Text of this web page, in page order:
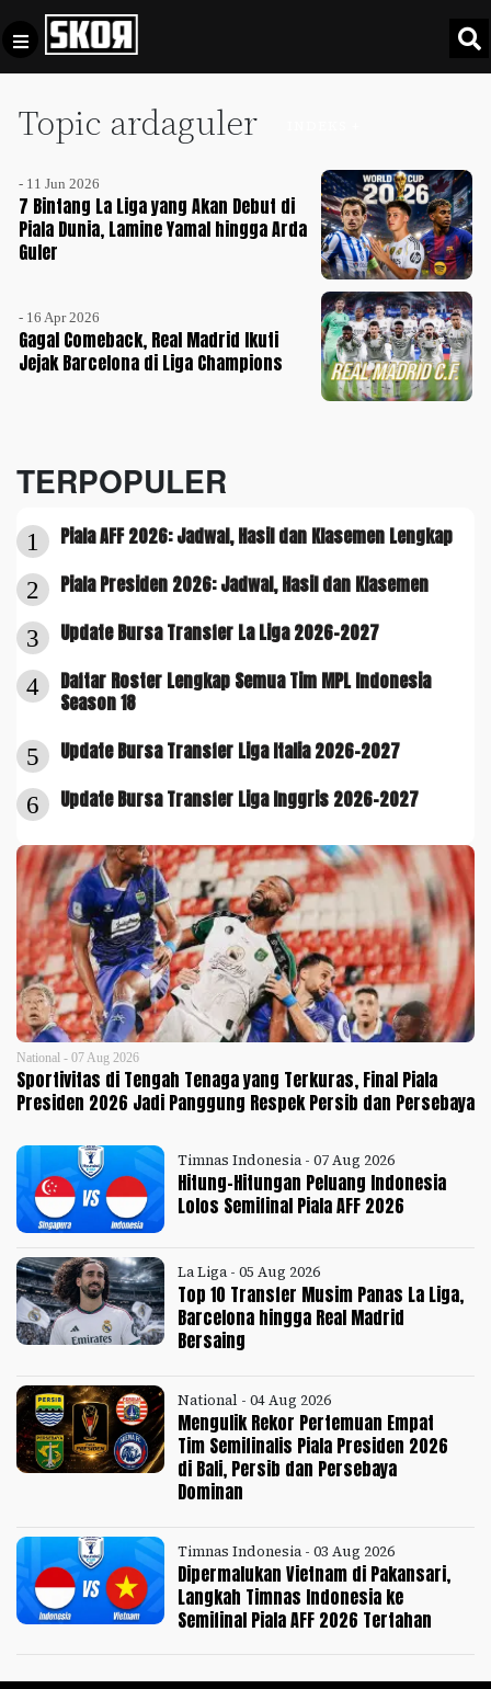
Topic ardaguler
- 11 Jun 2026
7 Bintang La Liga yang Akan Debut di
Piala Dunia, Lamine Yamal hingga Arda
Guler
- 16 Apr 2026
Gagal Comeback, Real Madrid Ikuti
Jejak Barcelona di Liga Champions
TERPOPULER
1 Piala AFF 2026: Jadwal, Hasil dan Klasemen Lengkap
2 Piala Presiden 2026: Jadwal, Hasil dan Klasemen
3 Update Bursa Transfer La Liga 2026-2027
4
Daftar Roster Lengkap Semua Tim MPL Indonesia
Season 18
5 Update Bursa Transfer Liga Italia 2026-2027
6 Update Bursa Transfer Liga Inggris 2026-2027
National - 07 Aug 2026
Sportivitas di Tengah Tenaga yang Terkuras, Final Piala
Presiden 2026 Jadi Panggung Respek Persib dan Persebaya
Timnas Indonesia - 07 Aug 2026
Hitung-Hitungan Peluang Indonesia
Lolos Semifinal Piala AFF 2026
La Liga - 05 Aug 2026
Top 10 Transfer Musim Panas La Liga,
Barcelona hingga Real Madrid
Bersaing
National - 04 Aug 2026
Mengulik Rekor Pertemuan Empat
Tim Semifinalis Piala Presiden 2026
di Bali, Persib dan Persebaya
Dominan
Timnas Indonesia - 03 Aug 2026
Dipermalukan Vietnam di Pakansari,
Langkah Timnas Indonesia ke
Semifinal Piala AFF 2026 Tertahan
Football +
Culture +
Timnas
Indonesia
Video
Privacy
Pedoman
Pemberitaan
Media
Disclaimer
Tentang